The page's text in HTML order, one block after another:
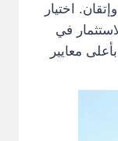
اختيار
في
معايير